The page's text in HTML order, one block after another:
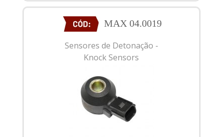
MAX 04.0019
Sensores de Detonação -
Knock Sensors